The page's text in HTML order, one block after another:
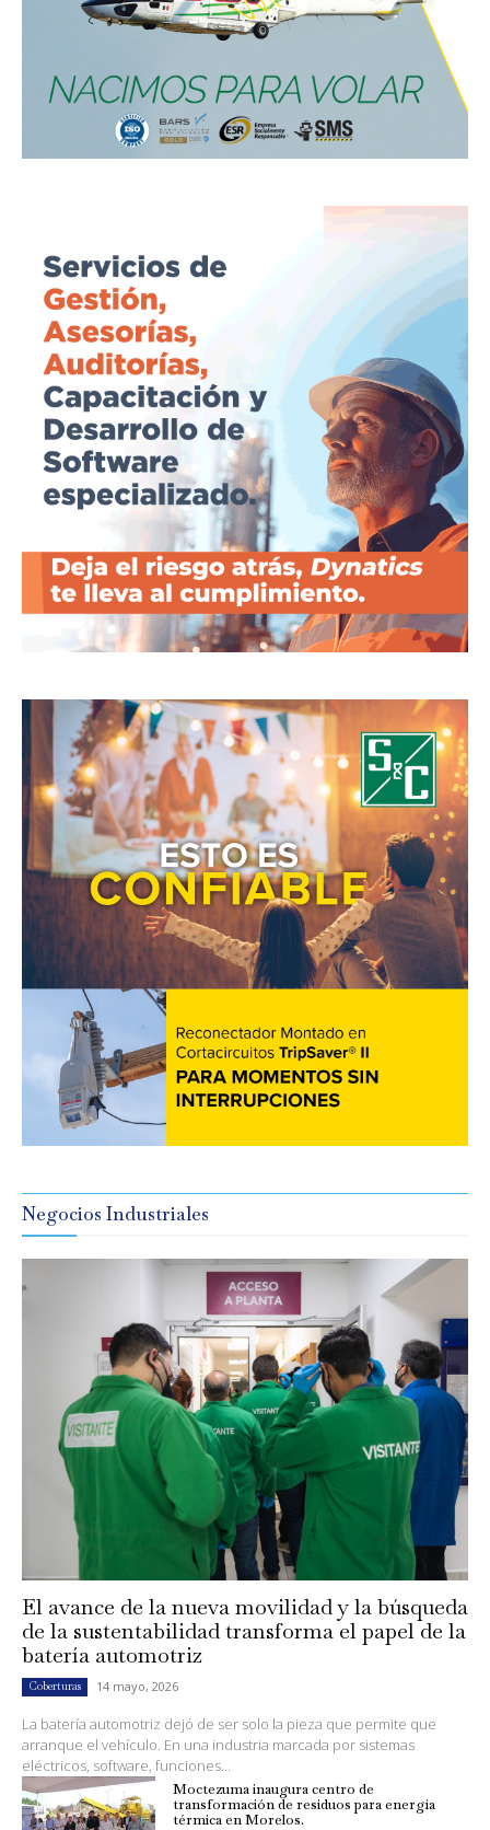
Negocios Industriales
El avance de la nueva movilidad y la búsqueda
de la sustentabilidad transforma el papel de la
batería automotriz
Coberturas 14 mayo, 2026
La batería automotriz dejó de ser solo la pieza que permite que
arranque el vehículo. En una industria marcada por sistemas
eléctricos, software, funciones...
Moctezuma inaugura centro de
transformación de residuos para energía
térmica en Morelos.